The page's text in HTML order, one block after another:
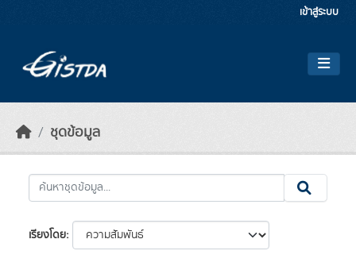
เข้าสู่ระบบ
ชุดข้อมูล
เรียงโดย